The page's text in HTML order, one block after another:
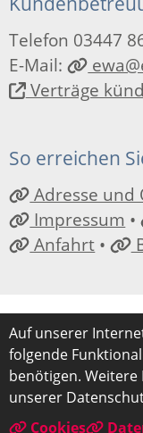
Telefon 03447
E-Mail:
Verträge
So erreichen
Adresse und
Impressum •
Anfahrt •
Auf unserer
folgende
benötigen.
unserer
Cookies